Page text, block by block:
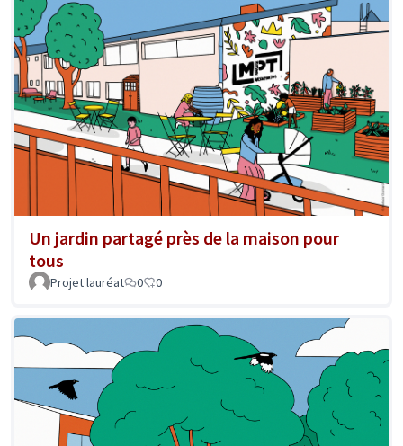
Un jardin partagé près de la maison pour
tous
Projet lauréat 0 0